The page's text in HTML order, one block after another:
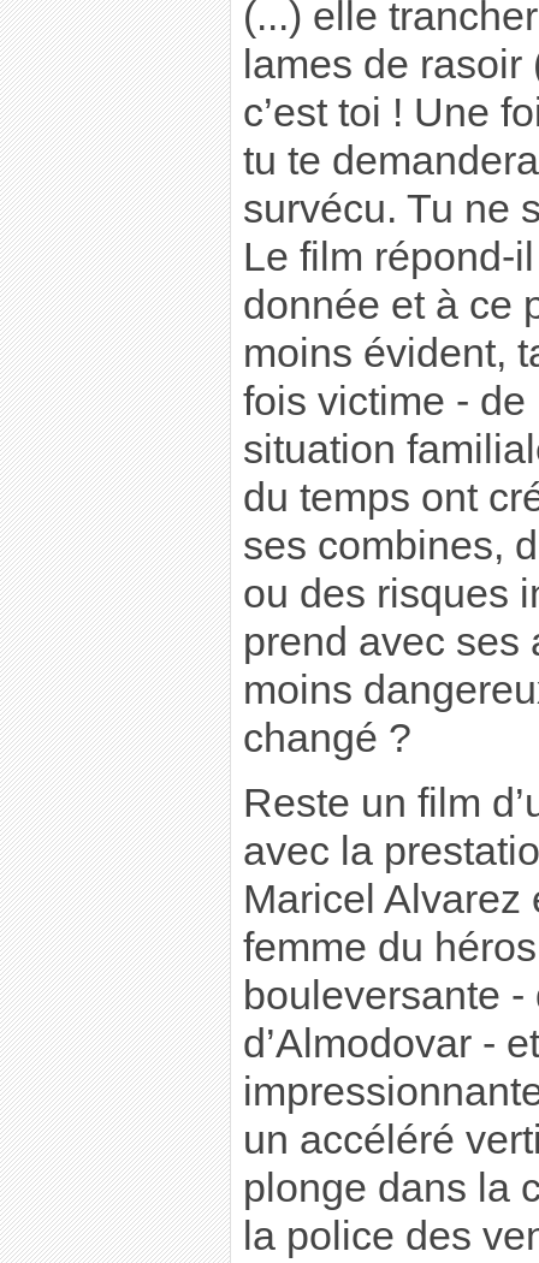
(...) elle
lames de
c’est toi ! Une
tu te
survécu. Tu ne
Le film répond-
donnée et à ce
moins évident,
fois victime - de
situation
du temps ont
ses combines,
ou des risques
prend avec ses
moins
changé ?
Reste un film
avec la
Maricel Alvarez
femme du
bouleversante -
d’Almodovar -
un accéléré
plonge dans la
la police des